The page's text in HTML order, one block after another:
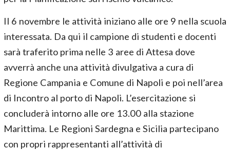
Il 6 novembre le attività iniziano alle ore 9 nella scuola
interessata. Da qui il campione di studenti e docenti
sarà traferito prima nelle 3 aree di Attesa dove
avverrà anche una attività divulgativa a cura di
Regione Campania e Comune di Napoli e poi nell’area
di Incontro al porto di Napoli. L’esercitazione si
concluderà intorno alle ore 13.00 alla stazione
Marittima. Le Regioni Sardegna e Sicilia partecipano
con propri rappresentanti all’attività di